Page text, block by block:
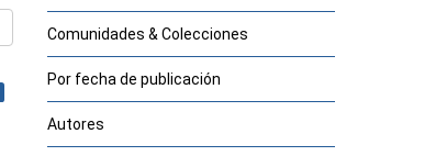
Comunidades & Colecciones
Por fecha de publicación
Autores